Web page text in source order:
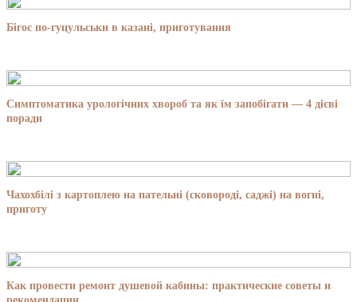
Бігос по-гуцульськи в казані, приготування
Симптоматика урологічних хвороб та як їм запобігати — 4 дієві
поради
Чахохбілі з картоплею на пательні (сковороді, саджі) на вогні,
приготу
Как провести ремонт душевой кабины: практические советы и